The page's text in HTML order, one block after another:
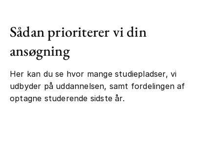
Sådan prioriterer vi din
ansøgning
Her kan du se hvor mange studiepladser, vi
udbyder på uddannelsen, samt fordelingen af
optagne studerende sidste år.